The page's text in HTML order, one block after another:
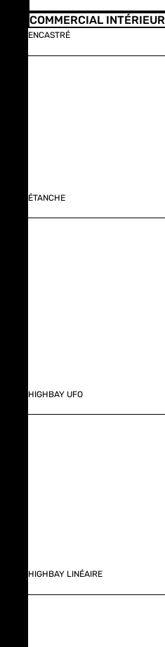
COMMERCIAL INTÉRIEUR
ENCASTRÉ
ÉTANCHE
HIGHBAY UFO
HIGHBAY LINÉAIRE